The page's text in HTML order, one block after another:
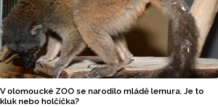
V olomoucké ZOO se narodilo mládě lemura. Je to
kluk nebo holčička?